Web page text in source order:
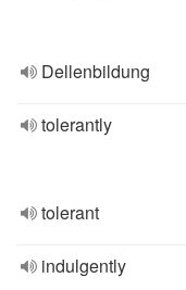
Dellenbildung
tolerantly
tolerant
indulgently